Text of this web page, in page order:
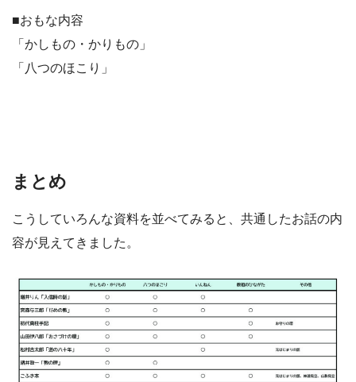
■おもな内容
「かしもの・かりもの」
「八つのほこり」
まとめ
こうしていろんな資料を並べてみると、共通したお話の内
容が見えてきました。